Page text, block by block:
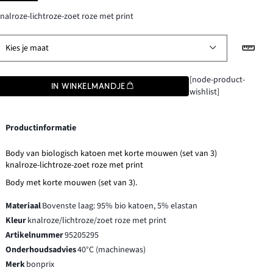
lichtroze-zoet roze met print
Kies je maat
IN WINKELMANDJE
[node-product-
wishlist]
Productinformatie
Body van biologisch katoen met korte mouwen (set van 3)
knalroze-lichtroze-zoet roze met print
Body met korte mouwen (set van 3).
MateriaalBovenste laag: 95% bio katoen, 5% elastan
Kleurknalroze/lichtroze/zoet roze met print
Artikelnummer95205295
Onderhoudsadvies40°C (machinewas)
Merkbonprix